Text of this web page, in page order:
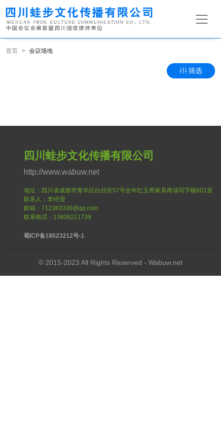
首页 会议场地
筛选
四川蛙步文化传播有限公司
http://www.wabuw.net
地址：四川省成都市青羊区白丝街57号全年红玉带家具商场写字楼601室
联系人：李经理
邮箱：712383336@qq.com
联系电话：13808211739
蜀ICP备18023212号-1
© 2015-2023 All Rights Reserved - Wabuw.net